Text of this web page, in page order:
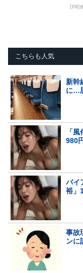
[PR]
こちらも人気
新幹
に…
「
980
バイ
裕」
事故
ンに